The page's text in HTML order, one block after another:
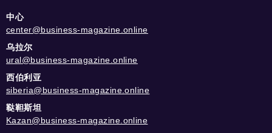
中心
center@business-magazine.online
乌拉尔
ural@business-magazine.online
西伯利亚
siberia@business-magazine.online
鞑靼斯坦
Kazan@business-magazine.online